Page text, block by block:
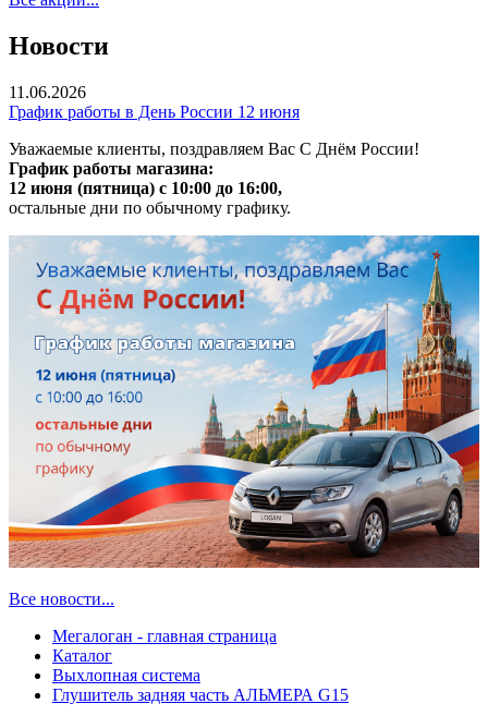
Новости
11.06.2026
График работы в День России 12 июня
Уважаемые клиенты, поздравляем Вас С Днём России!
График работы магазина:
12 июня (пятница) с 10:00 до 16:00,
остальные дни по обычному графику.
Все новости...
Мегалоган - главная страница
Каталог
Выхлопная система
Глушитель задняя часть АЛЬМЕРА G15